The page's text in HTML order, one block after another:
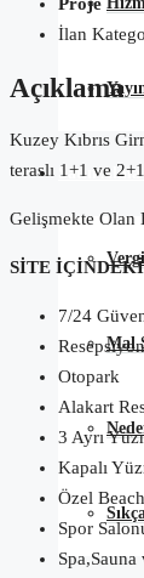
Satın
Mal
İlan
Açıklama
Kuzey Kıbrıs
teraslı 1+1 ve
Gelişmekte Olan
SİTE
7/24
Otopark
Alakart
3 Ayrı
Kapalı
Özel
Spor